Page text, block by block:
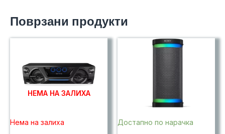
Поврзани продукти
НЕМА НА ЗАЛИХА
Нема на залиха Достапно по нарачка